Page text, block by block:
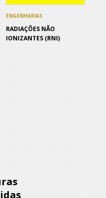
ENGENHARIAS
RADIAÇÕES NÃO
IONIZANTES (RNI)